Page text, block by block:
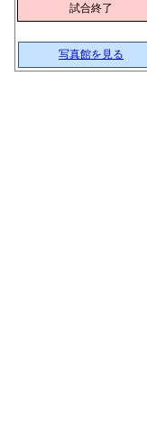
試合終了
写真館を見る